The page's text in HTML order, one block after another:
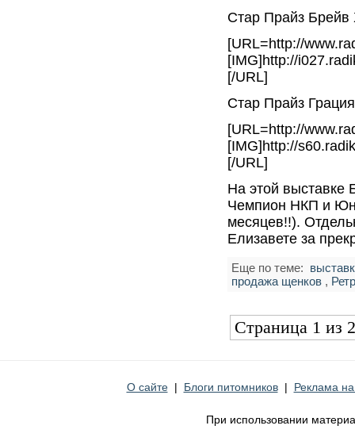
Стар Прайз
[URL=http://
[IMG]http://
[/URL]
Стар Прайз
[URL=http://
[IMG]http://
[/URL]
На этой
Чемпион НКП и
месяцев!!).
Елизавете за
Еще по теме:
продажа щенков ,
Страница 1 из
О сайте| Блоги питомников| Реклама
При использовании